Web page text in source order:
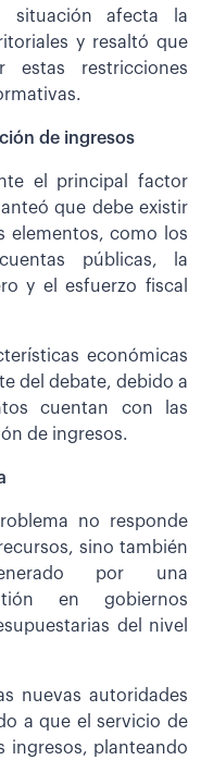
situación afecta la
y resaltó que
estas restricciones
de ingresos
el principal factor
que debe existir
elementos, como los
públicas, la
y el esfuerzo fiscal
económicas
del debate, debido a
cuentan con las
de ingresos.
no responde
sino también
por una
en gobiernos
del nivel
nuevas autoridades
a que el servicio de
ingresos, planteando